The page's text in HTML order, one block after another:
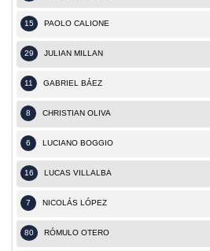
15 PAOLO CALIONE
29 JULIAN MILLAN
11 GABRIEL BÁEZ
8 CHRISTIAN OLIVA
6 LUCIANO BOGGIO
16 LUCAS VILLALBA
7 NICOLÁS LÓPEZ
80 RÓMULO OTERO